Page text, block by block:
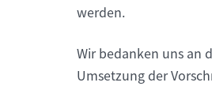
werden.
Wir bedanken uns an
Umsetzung der